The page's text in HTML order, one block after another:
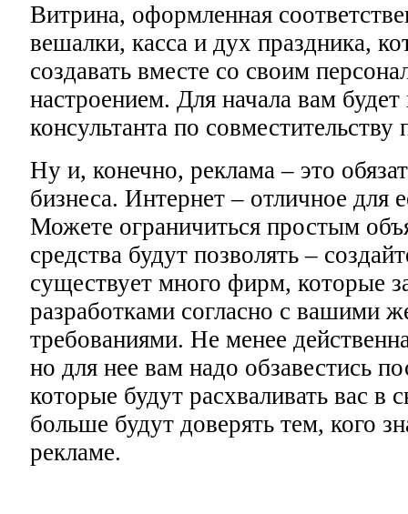
Витрина, оформленная
вешалки, касса и дух праздника,
создавать вместе со своим
настроением. Для начала вам будет
консультанта по совместительству
Ну и, конечно, реклама – это
бизнеса. Интернет – отличное для
Можете ограничиться простым
средства будут позволять –
существует много фирм, которые
разработками согласно с вашими
требованиями. Не менее
но для нее вам надо обзавестись
которые будут расхваливать вас в
больше будут доверять тем, кого
рекламе.